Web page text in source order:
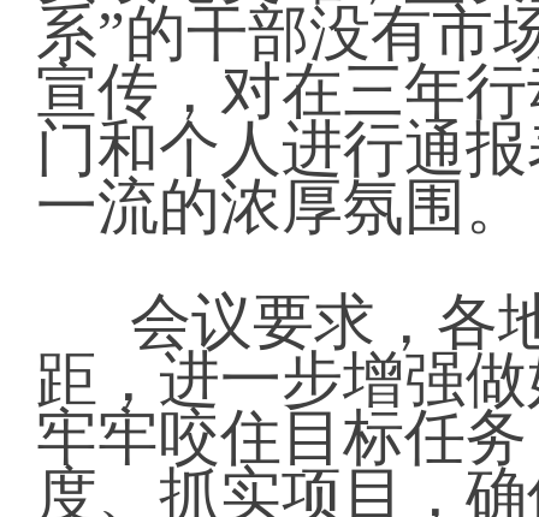
系”的干部没有市
宣传，对在三年
门和个人进行通
一流的浓厚氛围。
会议要求，各
距，进一步增强
牢牢咬住目标任
度、抓实项目，